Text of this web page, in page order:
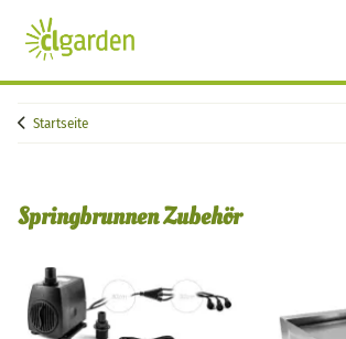
Startseite
Springbrunnen Zubehör